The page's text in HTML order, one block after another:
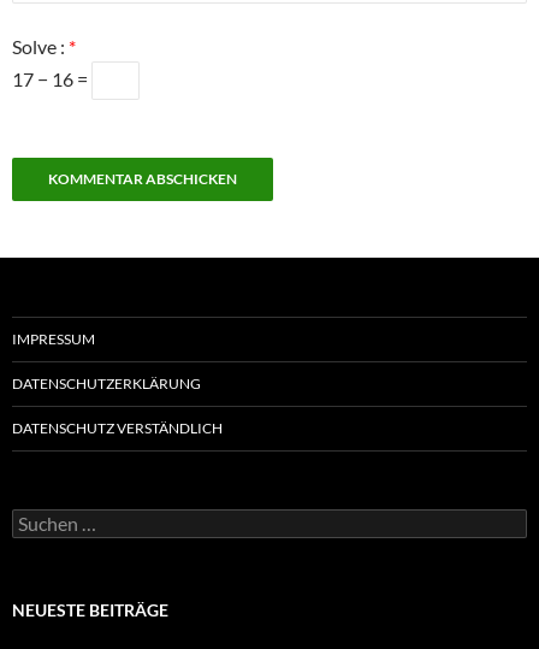
Solve : *
17 − 16 =
IMPRESSUM
DATENSCHUTZERKLÄRUNG
DATENSCHUTZ VERSTÄNDLICH
Suchen
nach:
NEUESTE BEITRÄGE